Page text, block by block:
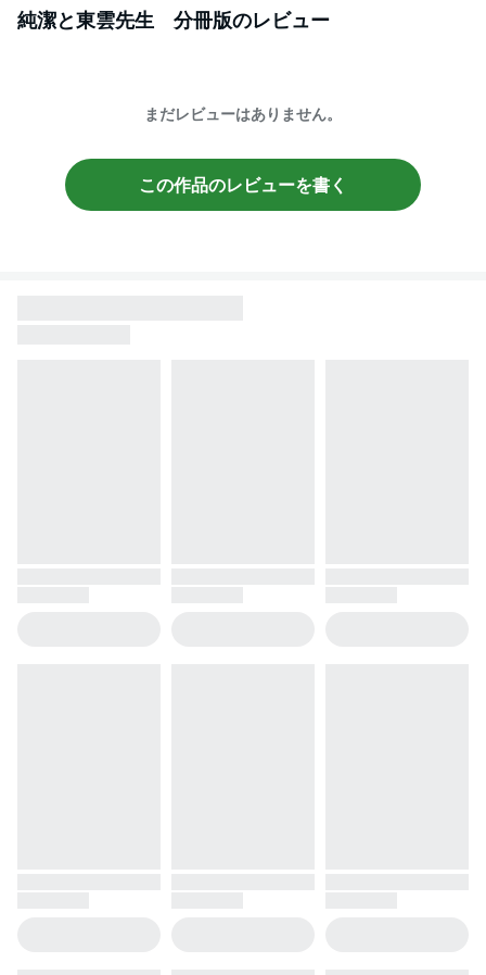
純潔と東雲先生 分冊版のレビュー
まだレビューはありません。
この作品のレビューを書く